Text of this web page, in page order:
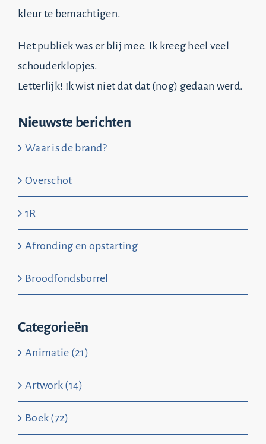
kleur te bemachtigen.
Het publiek was er blij mee. Ik kreeg heel veel
schouderklopjes.
Letterlijk! Ik wist niet dat dat (nog) gedaan werd.
Nieuwste berichten
Waar is de brand?
Overschot
1R
Afronding en opstarting
Broodfondsborrel
Categorieën
Animatie (21)
Artwork (14)
Boek (72)